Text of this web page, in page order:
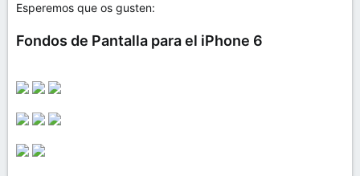
Esperemos que os gusten:
Fondos de Pantalla para el iPhone 6